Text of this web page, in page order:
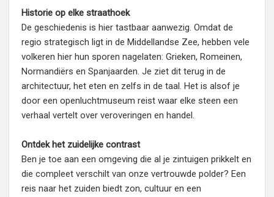
Historie op elke straathoek
De geschiedenis is hier tastbaar aanwezig. Omdat de
regio strategisch ligt in de Middellandse Zee, hebben vele
volkeren hier hun sporen nagelaten: Grieken, Romeinen,
Normandiërs en Spanjaarden. Je ziet dit terug in de
architectuur, het eten en zelfs in de taal. Het is alsof je
door een openluchtmuseum reist waar elke steen een
verhaal vertelt over veroveringen en handel.
Ontdek het zuidelijke contrast
Ben je toe aan een omgeving die al je zintuigen prikkelt en
die compleet verschilt van onze vertrouwde polder? Een
reis naar het zuiden biedt zon, cultuur en een